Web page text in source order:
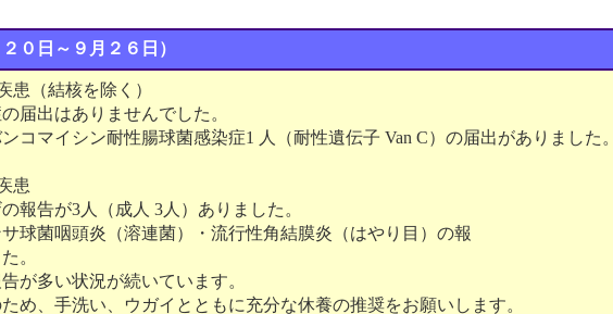
０日～９月２６日）
患（結核を除く）
届出はありませんでした。
コマイシン耐性腸球菌感染症1 人（耐性遺伝子 Van C）の届出がありました。
患
報告が3人（成人 3人）ありました。
球菌咽頭炎（溶連菌）・流行性角結膜炎（はやり目）の報
。
が多い状況が続いています。
め、手洗い、ウガイとともに充分な休養の推奨をお願いします。